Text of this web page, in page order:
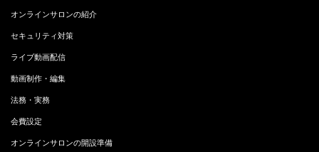
オンラインサロンの紹介
セキュリティ対策
ライブ動画配信
動画制作・編集
法務・実務
会費設定
オンラインサロンの開設準備